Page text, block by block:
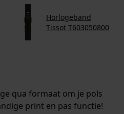
Horlogeband
Tissot T603050800
qua formaat om je pols
print en pas functie!